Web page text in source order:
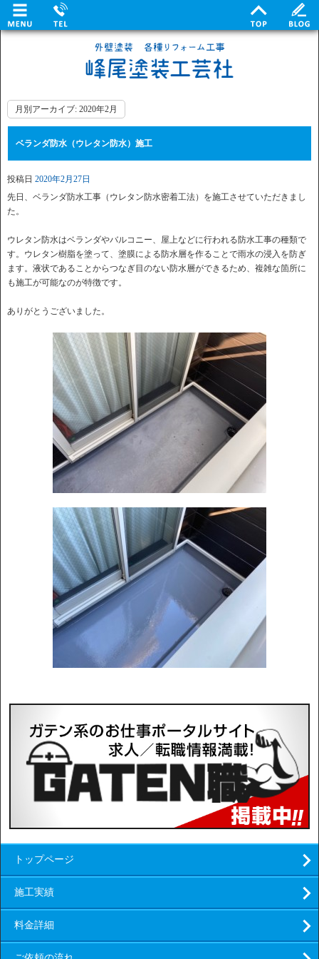
月別アーカイブ: 2020年2月
ベランダ防水（ウレタン防水）施工
投稿日 2020年2月27日
先日、ベランダ防水工事（ウレタン防水密着工法）を施工させていただきまし
た。
ウレタン防水はベランダやバルコニー、屋上などに行われる防水工事の種類で
す。ウレタン樹脂を塗って、塗膜による防水層を作ることで雨水の浸入を防ぎ
ます。液状であることからつなぎ目のない防水層ができるため、複雑な箇所に
も施工が可能なのが特徴です。
ありがとうございました。
トップページ
施工実績
料金詳細